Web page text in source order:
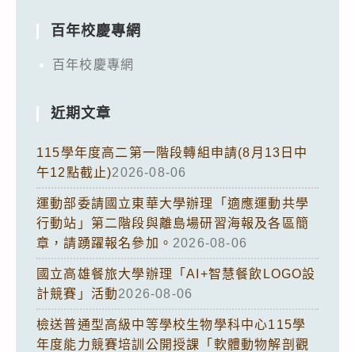
百年校慶專網
百年校慶專網
近期文章
115學年度高二第一階段轉組申請(8月13日中
午12點截止)2026-08-06
運動部委請國立東華大學辦理「適應運動共學
行動站」第二階段與離島場研習海報及各區簡
章，請踴躍報名參加。 2026-08-06
國立高雄餐旅大學辦理「AI+智慧餐飲LOGO設
計競賽」活動2026-08-06
檢送普通型高級中等學校生物學科中心115學
年度能力競賽培訓公開授課「軟體動物解剖觀